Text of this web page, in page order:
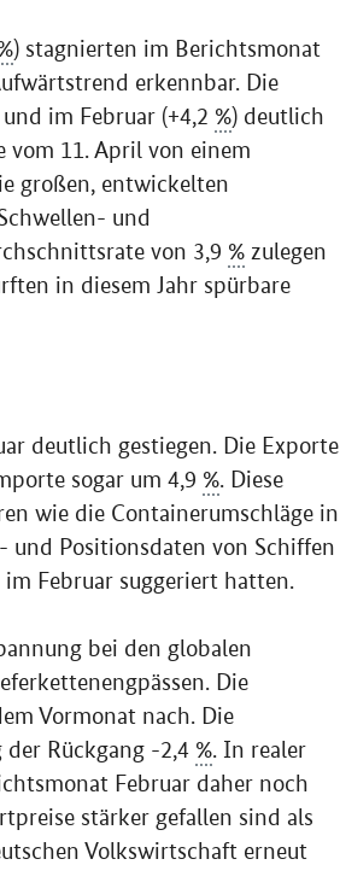
) stagnierten im Berichtsmonat
erkennbar. Die
und im Februar (+4,2 %) deutlich
vom 11. April von einem
großen, entwickelten
und
von 3,9 % zulegen
in diesem Jahr spürbare
deutlich gestiegen. Die Exporte
sogar um 4,9 %. Diese
wie die Containerumschläge in
und Positionsdaten von Schiffen
Februar suggeriert hatten.
bei den globalen
Die
Vormonat nach. Die
Rückgang -2,4 %. In realer
Februar daher noch
stärker gefallen sind als
Volkswirtschaft erneut